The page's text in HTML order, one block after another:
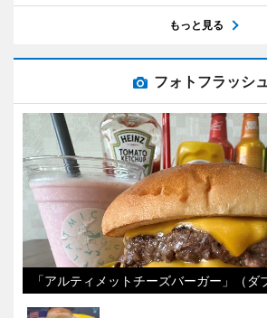
もっと見る
フォトフラッシ
「アルティメットチーズバーガー」（ダ